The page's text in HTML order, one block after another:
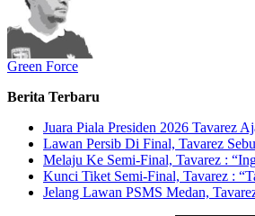
Green Force
Berita Terbaru
Juara Piala Presiden 2026 Tavarez
Lawan Persib Di Final, Tavarez
Melaju Ke Semi-Final, Tavarez :
Kunci Tiket Semi-Final, Tavarez :
Jelang Lawan PSMS Medan,